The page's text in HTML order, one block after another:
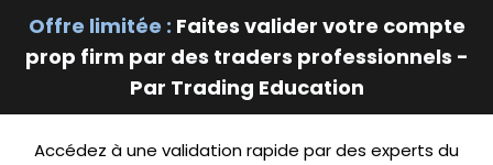
Offre limitée : Faites valider votre compte
prop firm par des traders professionnels -
Par Trading Education
Accédez à une validation rapide par des experts du